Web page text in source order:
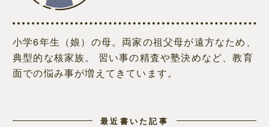
小学6年生（娘）の母。両家の祖父母が遠方なため、
典型的な核家族。 習い事の精査や塾決めなど、教育
面での悩み事が増えてきています。
最近書いた記事